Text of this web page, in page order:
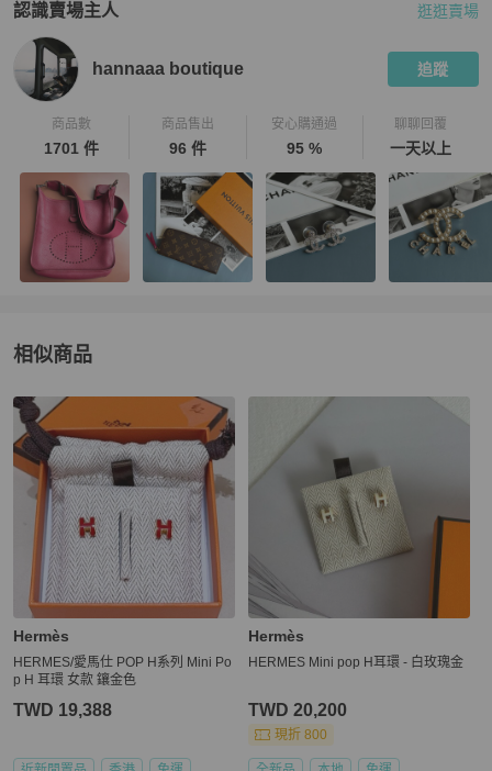
認識賣場主人
PopChill 拍拍圈嚴選賣家
逛逛賣場
hannaaa boutique 追蹤
商品數
1701 件
商品售出
96 件
安心購通過
95 %
聊聊回覆
一天以上
相似商品
更多相似Hermès女士配件推薦精品
Hermès
HERMES/愛馬仕 POP H系列 Mini Po
p H 耳環 女款 鑲金色
TWD 19,388
Hermès
HERMES Mini pop H耳環 - 白玫瑰金
TWD 20,200
現折 800